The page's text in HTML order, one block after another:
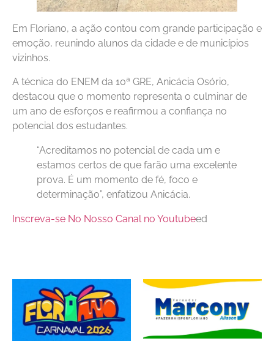
Em Floriano, a ação contou com grande participação e
emoção, reunindo alunos da cidade e de municípios
vizinhos.
A técnica do ENEM da 10ª GRE, Anicácia Osório,
destacou que o momento representa o culminar de
um ano de esforços e reafirmou a confiança no
potencial dos estudantes.
“Acreditamos no potencial de cada um e
estamos certos de que farão uma excelente
prova. É um momento de fé, foco e
determinação”, enfatizou Anicácia.
Inscreva-se No Nosso Canal no Youtubeed